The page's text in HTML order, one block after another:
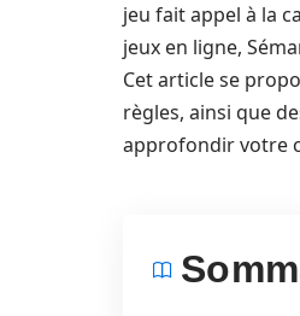
jeu fait appel à la
jeux en ligne,
Cet article se
règles, ainsi que
approfondir votre